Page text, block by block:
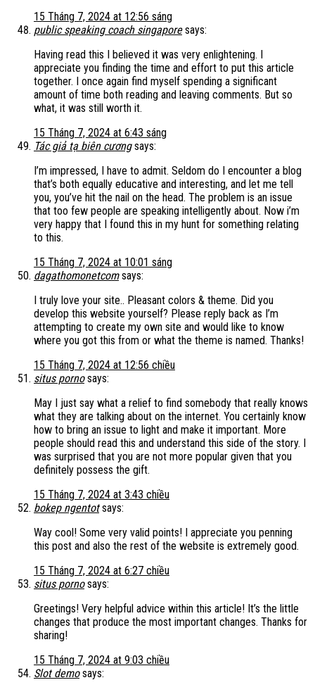
15 Tháng 7, 2024 at 12:56 sáng
public speaking coach singapore says:
Having read this I believed it was very enlightening. I
appreciate you finding the time and effort to put this article
together. I once again find myself spending a significant
amount of time both reading and leaving comments. But so
what, it was still worth it.
15 Tháng 7, 2024 at 6:43 sáng
Tác giả tạ biên cương says:
I’m impressed, I have to admit. Seldom do I encounter a blog
that’s both equally educative and interesting, and let me tell
you, you’ve hit the nail on the head. The problem is an issue
that too few people are speaking intelligently about. Now i’m
very happy that I found this in my hunt for something relating
to this.
15 Tháng 7, 2024 at 10:01 sáng
dagathomonetcom says:
I truly love your site.. Pleasant colors & theme. Did you
develop this website yourself? Please reply back as I’m
attempting to create my own site and would like to know
where you got this from or what the theme is named. Thanks!
15 Tháng 7, 2024 at 12:56 chiều
situs porno says:
May I just say what a relief to find somebody that really knows
what they are talking about on the internet. You certainly know
how to bring an issue to light and make it important. More
people should read this and understand this side of the story. I
was surprised that you are not more popular given that you
definitely possess the gift.
15 Tháng 7, 2024 at 3:43 chiều
bokep ngentot says:
Way cool! Some very valid points! I appreciate you penning
this post and also the rest of the website is extremely good.
15 Tháng 7, 2024 at 6:27 chiều
situs porno says:
Greetings! Very helpful advice within this article! It’s the little
changes that produce the most important changes. Thanks for
sharing!
15 Tháng 7, 2024 at 9:03 chiều
Slot demo says: